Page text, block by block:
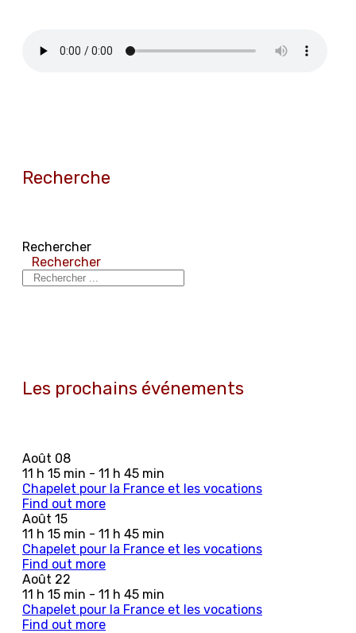
Recherche
Rechercher
Rechercher
Les prochains événements
Août 08
11 h 15 min - 11 h 45 min
Chapelet pour la France et les vocations
Find out more
Août 15
11 h 15 min - 11 h 45 min
Chapelet pour la France et les vocations
Find out more
Août 22
11 h 15 min - 11 h 45 min
Chapelet pour la France et les vocations
Find out more